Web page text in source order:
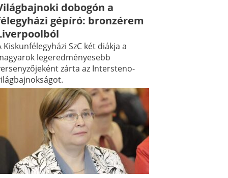
dobogón a
gépíró: bronzérem
Kiskunfélegyházi SzC két diákja a
legeredményesebb
zárta az Intersteno-